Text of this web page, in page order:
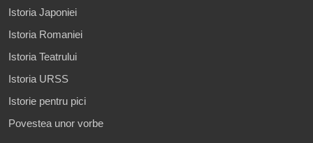
Istoria Japoniei
Istoria Romaniei
Istoria Teatrului
Istoria URSS
Istorie pentru pici
Povestea unor vorbe